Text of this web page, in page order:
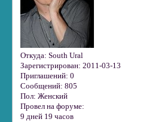
Откуда: South Ural
Зарегистрирован: 2011-03-13
Приглашений: 0
Сообщений: 805
Пол: Женский
Провел на форуме:
9 дней 19 часов